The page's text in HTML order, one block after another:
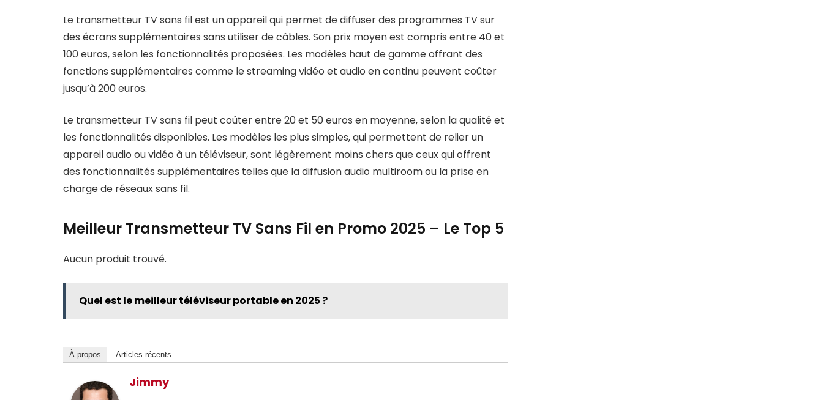
Le transmetteur TV sans fil est un appareil qui permet de diffuser des programmes TV sur
des écrans supplémentaires sans utiliser de câbles. Son prix moyen est compris entre 40 et
100 euros, selon les fonctionnalités proposées. Les modèles haut de gamme offrant des
fonctions supplémentaires comme le streaming vidéo et audio en continu peuvent coûter
jusqu’à 200 euros.
Le transmetteur TV sans fil peut coûter entre 20 et 50 euros en moyenne, selon la qualité et
les fonctionnalités disponibles. Les modèles les plus simples, qui permettent de relier un
appareil audio ou vidéo à un téléviseur, sont légèrement moins chers que ceux qui offrent
des fonctionnalités supplémentaires telles que la diffusion audio multiroom ou la prise en
charge de réseaux sans fil.
Meilleur Transmetteur TV Sans Fil en Promo 2025 – Le Top 5
Aucun produit trouvé.
Quel est le meilleur téléviseur portable en 2025 ?
À propos Articles récents
Jimmy